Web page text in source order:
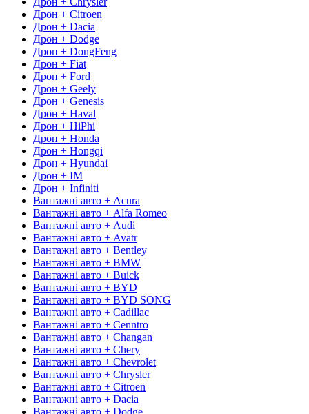
Дрон + Citroen
Дрон + Dacia
Дрон + Dodge
Дрон + DongFeng
Дрон + Fiat
Дрон + Ford
Дрон + Geely
Дрон + Genesis
Дрон + Haval
Дрон + HiPhi
Дрон + Honda
Дрон + Hongqi
Дрон + Hyundai
Дрон + IM
Дрон + Infiniti
Вантажні авто + Acura
Вантажні авто + Alfa Romeo
Вантажні авто + Audi
Вантажні авто + Avatr
Вантажні авто + Bentley
Вантажні авто + BMW
Вантажні авто + Buick
Вантажні авто + BYD
Вантажні авто + BYD SONG
Вантажні авто + Cadillac
Вантажні авто + Cenntro
Вантажні авто + Changan
Вантажні авто + Chery
Вантажні авто + Chevrolet
Вантажні авто + Chrysler
Вантажні авто + Citroen
Вантажні авто + Dacia
Вантажні авто + Dodge